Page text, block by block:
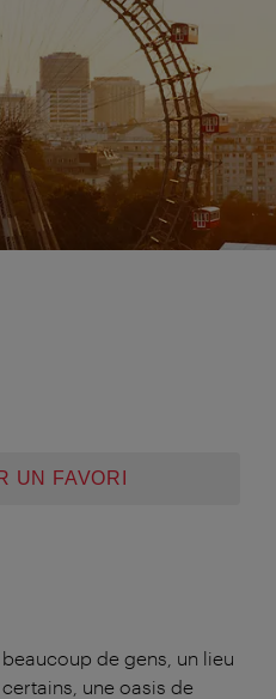
UN FAVORI
de gens, un lieu
une oasis de